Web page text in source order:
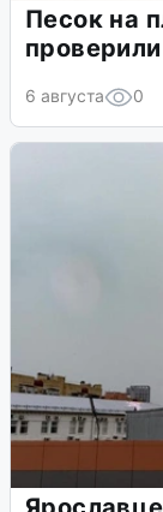
Песок на
6 августа 0